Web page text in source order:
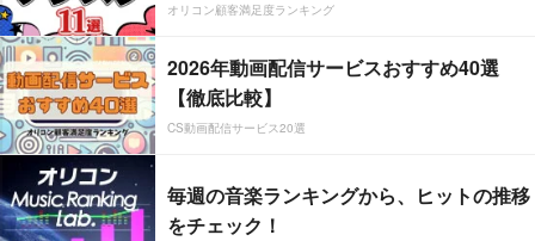
オリコン顧客満足度ランキング
2026年動画配信サービスおすすめ40選
【徹底比較】
CS動画配信サービス20選
毎週の音楽ランキングから、ヒットの推移
をチェック！